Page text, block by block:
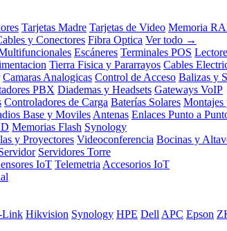
Tarjetas Madre Tarjetas de Video Memoria
y Conectores Fibra Optica Ver todo →
Escáneres Terminales POS
Tierra Fisica y Pararrayos Cables
Camaras Analogicas Control de Acceso Balizas y
PBX Diademas y Headsets Gateways VoIP
Controladores de Carga Baterías Solares Montajes
Base y Moviles Antenas Enlaces Punto a
Memorias Flash Synology
y Proyectores Videoconferencia Bocinas y
Servidores Torre
IoT Telemetria Accesorios IoT
Link Hikvision Synology HPE Dell APC Epson